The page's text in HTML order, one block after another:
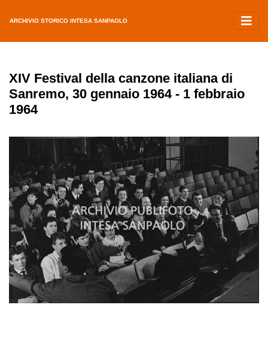
ARCHIVIO STORICO INTESA SANPAOLO
XIV Festival della canzone italiana di
Sanremo, 30 gennaio 1964 - 1 febbraio
1964